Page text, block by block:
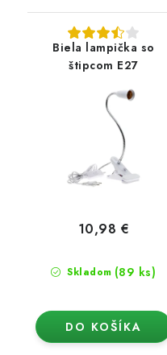
Biela lampička so
štipcom E27
Skladom (89 ks)
10,98 €
DO KOŠÍKA